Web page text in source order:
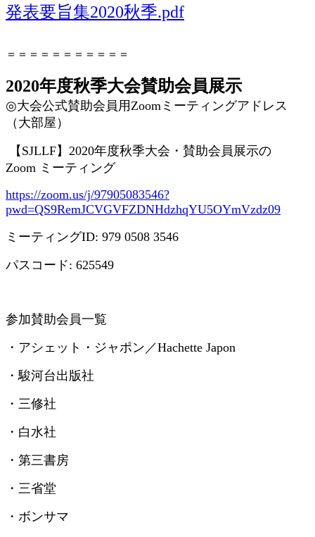
発表要旨集2020秋季.pdf
＝＝＝＝＝＝＝＝＝＝＝
2020年度秋季大会賛助会員展示
◎大会公式賛助会員用Zoom ミーティングアドレス
（大部屋）
【 SJLLF】 2020年度秋季大会・賛助会員展示の
Zoom ミーティング
https://zoom.us/j/97905083546?
pwd=QS9RemJCVGVFZDNHdzhqYU5OYmVzdz09
ミーティングID: 979 0508 3546
パスコード: 625549
参加賛助会員一覧
・アシェット・ジャポン／Hachette Japon
・駿河台出版社
・三修社
・白水社
・第三書房
・三省堂
・ボンサマ